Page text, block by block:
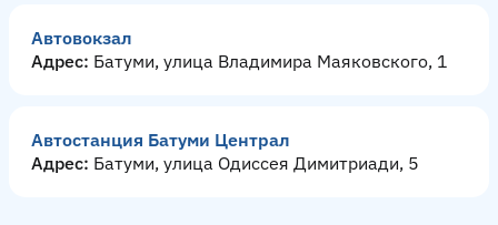
Автовокзал
Адрес: Батуми, улица Владимира Маяковского, 1
Автостанция Батуми Централ
Адрес: Батуми, улица Одиссея Димитриади, 5